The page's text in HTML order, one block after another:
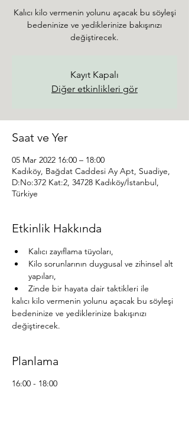
Kalıcı kilo vermenin yolunu açacak bu söyleşi
bedeninize ve yediklerinize bakışınızı
değiştirecek.
Kayıt Kapalı
Diğer etkinlikleri gör
Saat ve Yer
05 Mar 2022 16:00 – 18:00
Kadıköy, Bağdat Caddesi Ay Apt, Suadiye,
D:No:372 Kat:2, 34728 Kadıköy/İstanbul,
Türkiye
Etkinlik Hakkında
Kalıcı zayıflama tüyoları,
Kilo sorunlarının duygusal ve zihinsel alt
yapıları,
Zinde bir hayata dair taktikleri ile
kalıcı kilo vermenin yolunu açacak bu söyleşi
bedeninize ve yediklerinize bakışınızı
değiştirecek.
Planlama
16:00 - 18:00